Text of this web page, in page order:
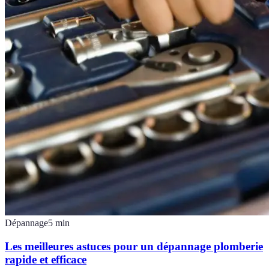
Dépannage5 min
Les meilleures astuces pour un dépannage plomberie
rapide et efficace